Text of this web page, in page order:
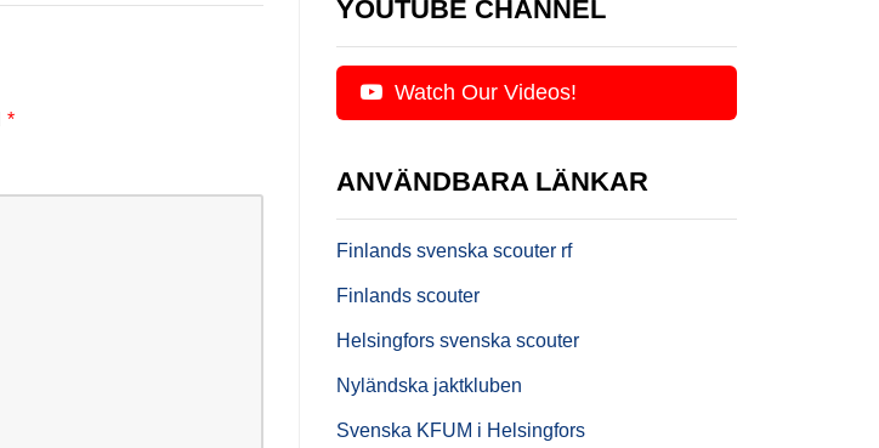
*
YOUTUBE CHANNEL
Watch Our Videos!
ANVÄNDBARA LÄNKAR
Finlands svenska scouter rf
Finlands scouter
Helsingfors svenska scouter
Nyländska jaktkluben
Svenska KFUM i Helsingfors